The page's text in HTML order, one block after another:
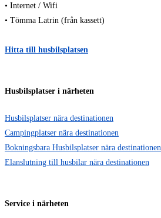
• Internet / Wifi
• Tömma Latrin (från kassett)
Hitta till husbilsplatsen
Husbilsplatser i närheten
Husbilsplatser nära destinationen
Campingplatser nära destinationen
Bokningsbara Husbilsplatser nära destinationen
Elanslutning till husbilar nära destinationen
Service i närheten